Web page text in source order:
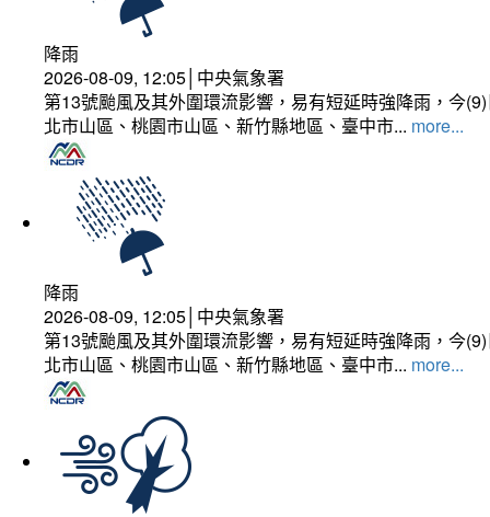
降雨
2026-08-09, 12:05│中央氣象署
第13號颱風及其外圍環流影響，易有短延時強降雨，今
北市山區、桃園市山區、新竹縣地區、臺中市... more...
降雨
2026-08-09, 12:05│中央氣象署
第13號颱風及其外圍環流影響，易有短延時強降雨，今
北市山區、桃園市山區、新竹縣地區、臺中市... more...